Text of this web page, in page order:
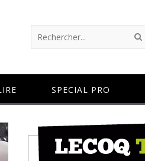
SPECIAL PRO